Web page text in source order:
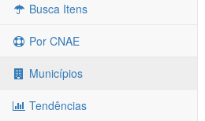
Busca Itens
Por CNAE
Municípios
Tendências